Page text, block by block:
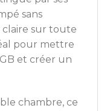
sans
sur toute
pour mettre
et créer un
chambre, ce